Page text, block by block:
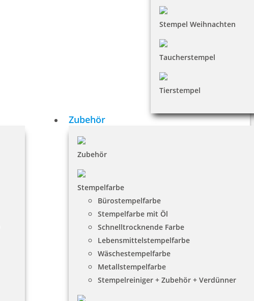
Stempel Weihnachten
Taucherstempel
Tierstempel
Zubehör
Zubehör
Stempelfarbe
Bürostempelfarbe
Stempelfarbe mit Öl
Schnelltrocknende Farbe
Lebensmittelstempelfarbe
Wäschestempelfarbe
Metallstempelfarbe
Stempelreiniger + Zubehör + Verdünner